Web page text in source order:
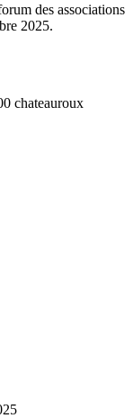
des associations
2025.
chateauroux